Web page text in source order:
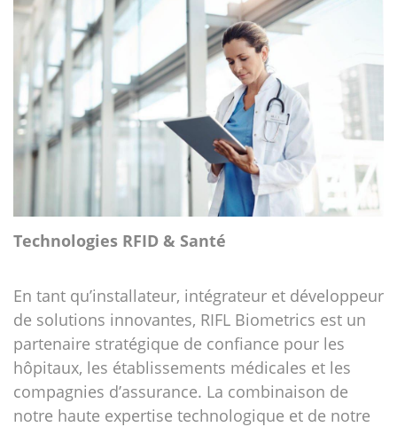
Technologies RFID & Santé
En tant qu’installateur, intégrateur et développeur
de solutions innovantes, RIFL Biometrics est un
partenaire stratégique de confiance pour les
hôpitaux, les établissements médicales et les
compagnies d’assurance. La combinaison de
notre haute expertise technologique et de notre